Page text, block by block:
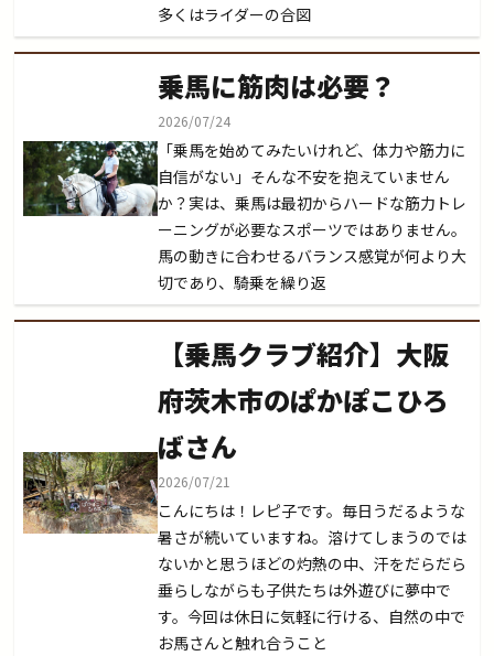
多くはライダーの合図
乗馬に筋肉は必要？
2026/07/24
「乗馬を始めてみたいけれど、体力や筋力に
自信がない」そんな不安を抱えていません
か？実は、乗馬は最初からハードな筋力トレ
ーニングが必要なスポーツではありません。
馬の動きに合わせるバランス感覚が何より大
切であり、騎乗を繰り返
【乗馬クラブ紹介】大阪
府茨木市のぱかぽこひろ
ばさん
2026/07/21
こんにちは！レピ子です。毎日うだるような
暑さが続いていますね。溶けてしまうのでは
ないかと思うほどの灼熱の中、汗をだらだら
垂らしながらも子供たちは外遊びに夢中で
す。今回は休日に気軽に行ける、自然の中で
お馬さんと触れ合うこと